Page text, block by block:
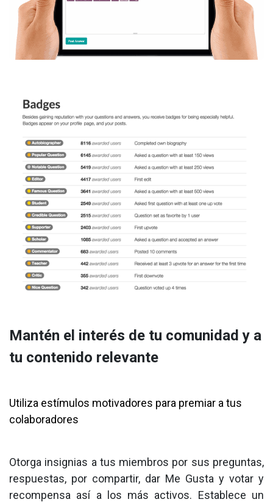
Mantén el interés de tu comunidad y a
tu contenido relevante
Utiliza estímulos motivadores para premiar a tus
colaboradores
Otorga insignias a tus miembros por sus preguntas,
respuestas, por compartir, dar Me Gusta y votar y
recompensa así a los más activos. Establece un